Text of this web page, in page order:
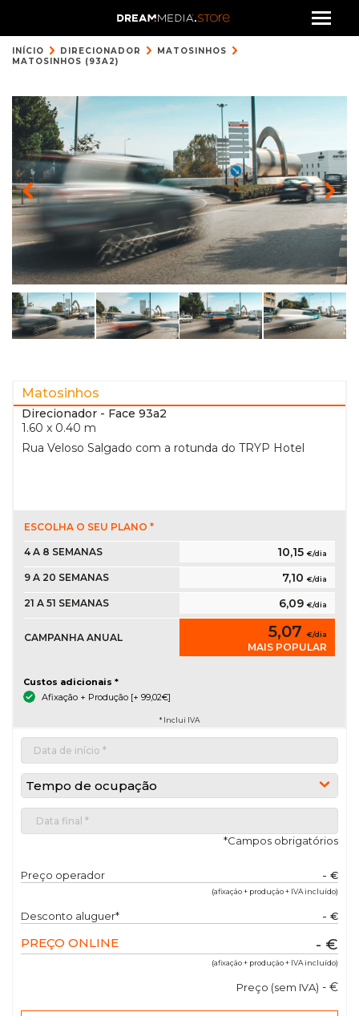
INÍCIO DIRECIONADOR
MATOSINHOS
MATOSINHOS (93A2)
Matosinhos
Direcionador - Face 93a2
1.60 x 0.40 m
Rua Veloso Salgado com a rotunda do TRYP Hotel
ESCOLHA O SEU PLANO *
4 A 8 SEMANAS 10,15 €/dia
9 A 20 SEMANAS 7,10 €/dia
21 A 51 SEMANAS 6,09 €/dia
CAMPANHA ANUAL 5,07 €/dia
MAIS POPULAR
Custos adicionais *
Afixação + Produção [+ 99,02€]
* Inclui IVA
Tempo de ocupação
*Campos obrigatórios
Preço operador - €
(afixação + produção + IVA incluído)
Desconto aluguer* - €
PREÇO ONLINE - €
(afixação + produção + IVA incluído)
Preço (sem IVA) - €